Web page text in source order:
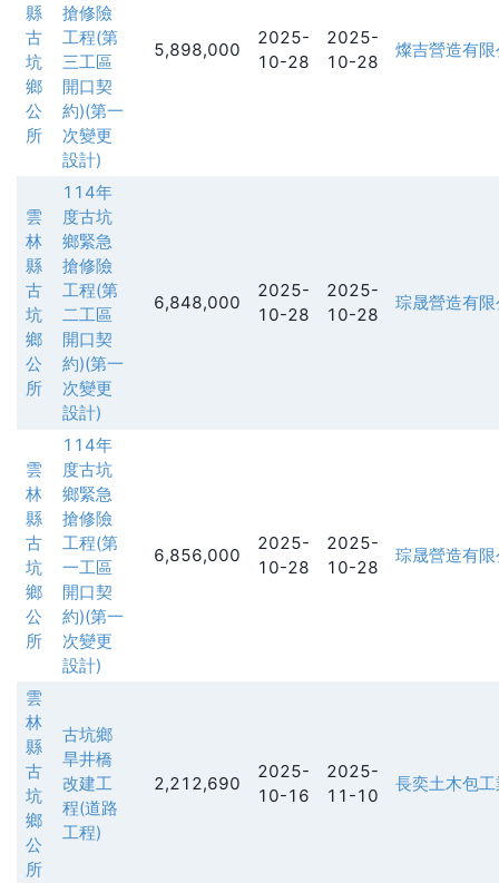
縣
古
坑
鄉
公
所
搶修險
工程(第
三工區
開口契
約)(第一
次變更
設計)
5,898,000
2025-
10-28
2025-
10-28
燦吉營造有
雲
林
縣
古
坑
鄉
公
所
114年
度古坑
鄉緊急
搶修險
工程(第
二工區
開口契
約)(第一
次變更
設計)
6,848,000
2025-
10-28
2025-
10-28
琮晟營造有
雲
林
縣
古
坑
鄉
公
所
114年
度古坑
鄉緊急
搶修險
工程(第
一工區
開口契
約)(第一
次變更
設計)
6,856,000
2025-
10-28
2025-
10-28
琮晟營造有
雲
林
縣
古
坑
鄉
公
所
古坑鄉
旱井橋
改建工
程(道路
工程)
2,212,690
2025-
10-16
2025-
11-10
長奕土木包工